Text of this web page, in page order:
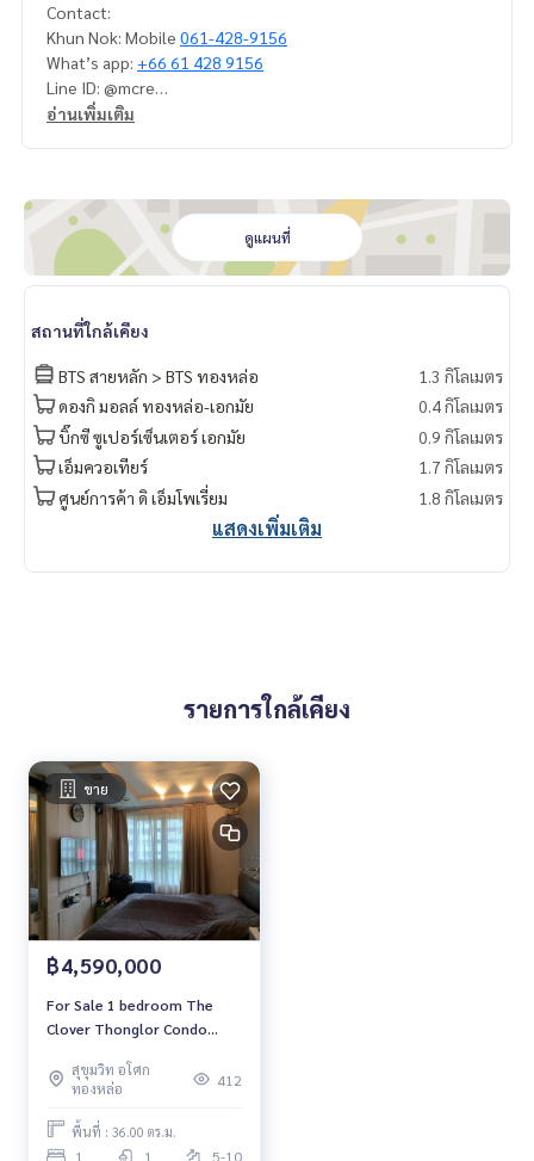
Contact:
Khun Nok: Mobile 061-428-9156
What’s app: +66 61 428 9156
Line ID: @mcre
My Celebrity Co., Ltd. Real Estate Agency, Service You Can T
อ่านเพิ่มเติม
ดูแผนที่
สถานที่ใกล้เคียง
BTS สายหลัก > BTS ทองหล่อ
1.3 กิโลเมตร
ดองกิ มอลล์ ทองหล่อ-เอกมัย
0.4 กิโลเมตร
บิ๊กซี ซูเปอร์เซ็นเตอร์ เอกมัย
0.9 กิโลเมตร
เอ็มควอเทียร์
1.7 กิโลเมตร
ศูนย์การค้า ดิ เอ็มโพเรี่ยม
1.8 กิโลเมตร
แสดงเพิ่มเติม
รายการใกล้เคียง
ขาย
฿4,590,000
For Sale 1 bedroom The
Clover Thonglor Condo
furnished Ready to move in
สุขุมวิท อโศก
ทองหล่อ
412
พื้นที่ : 36.00 ตร.ม.
1 1 5-10